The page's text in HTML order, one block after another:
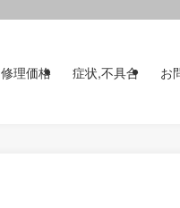
修理価格 症状,不具合 お